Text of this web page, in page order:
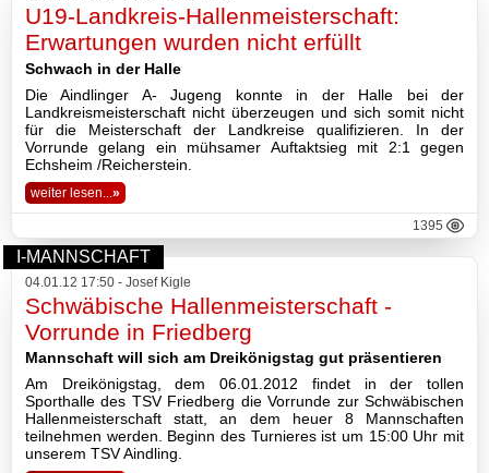
2018
2017
2016
2015
2014
2013
2012
2011
2010
2009
U19-Landkreis-Hallenmeisterschaft:
Erwartungen wurden nicht erfüllt
Schwach in der Halle
Die Aindlinger A- Jugeng konnte in der Halle bei der
Landkreismeisterschaft nicht überzeugen und sich somit nicht
für die Meisterschaft der Landkreise qualifizieren. In der
Vorrunde gelang ein mühsamer Auftaktsieg mit 2:1 gegen
Echsheim /Reicherstein.
weiter lesen... »
1395
I-MANNSCHAFT
04.01.12 17:50 - Josef Kigle
Schwäbische Hallenmeisterschaft -
Vorrunde in Friedberg
Mannschaft will sich am Dreikönigstag gut präsentieren
Am Dreikönigstag, dem 06.01.2012 findet in der tollen
Sporthalle des TSV Friedberg die Vorrunde zur Schwäbischen
Hallenmeisterschaft statt, an dem heuer 8 Mannschaften
teilnehmen werden. Beginn des Turnieres ist um 15:00 Uhr mit
unserem TSV Aindling.